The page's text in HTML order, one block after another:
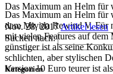
Das Maximum an Helm für
Nov. 28, 2017Artikel lesen
Das Maximum an Helm für
dem Mivida Rewind V. Für
mit vielen Features auf
günstiger ist als seine
schlichten, aber stylischen
Version 10 Euro teurer ist
Suchen nach:
Kategorien